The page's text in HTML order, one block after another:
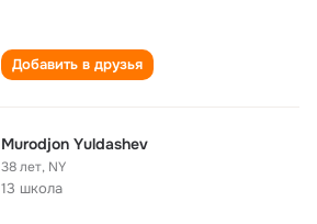
Добавить в друзья
Murodjon Yuldashev
38 лет, NY
13 школа